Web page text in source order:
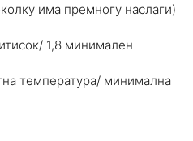
има премногу наслаги)
1,8 минимален
температура/ минимална